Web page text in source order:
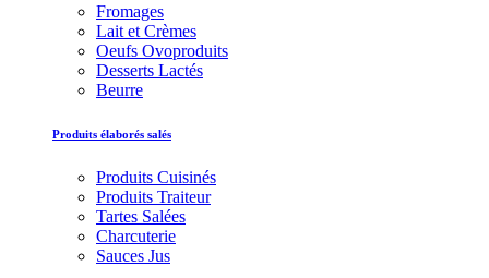
Fromages
Lait et Crèmes
Oeufs Ovoproduits
Desserts Lactés
Beurre
Produits élaborés salés
Produits Cuisinés
Produits Traiteur
Tartes Salées
Charcuterie
Sauces Jus